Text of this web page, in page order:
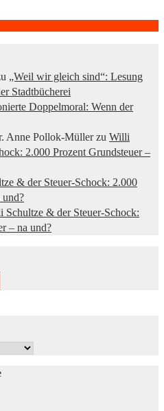
„Weil wir gleich sind“: Lesung
Stadtbücherei
Doppelmoral: Wenn der
Anne Pollok-Müllerzu Willi
2.000 Prozent Grundsteuer –
& der Steuer-Schock: 2.000
und?
Schultze & der Steuer-Schock:
– na und?